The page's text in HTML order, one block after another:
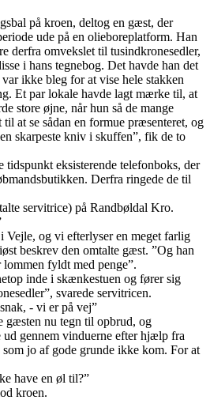
på kroen, deltog en gæst, der
ude på en olieboreplatform. Han
derfra omvekslet til tusindkronesedler,
i hans tegnebog. Det havde han det
ikke bleg for at vise hele stakken
Et par lokale havde lagt mærke til, at
store øjne, når hun så de mange
at se sådan en formue præsenteret, og
skarpeste kniv i skuffen”, fik de to
eksisterende telefonboks, der
Derfra ringede de til
servitrice) på Randbøldal Kro.
Vejle, og vi efterlyser en meget farlig
beskrev den omtalte gæst. ”Og han
lommen fyldt med penge”.
inde i skænkestuen og fører sig
svarede servitricen.
- vi er på vej”
gæsten nu tegn til opbrud, og
ud gennem vinduerne efter hjælp fra
jo af gode grunde ikke kom. For at
have en øl til?”
kroen.